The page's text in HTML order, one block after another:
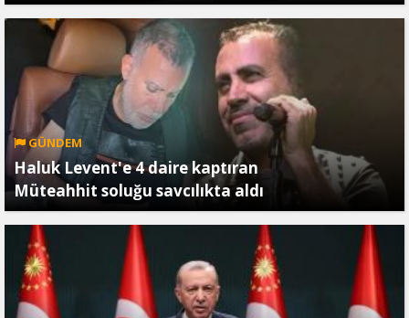
GÜNDEM
Haluk Levent'e 4 daire kaptıran
Müteahhit soluğu savcılıkta aldı